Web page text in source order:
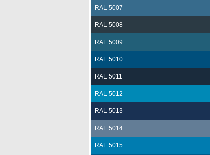
RAL 5007
RAL 5008
RAL 5009
RAL 5010
RAL 5011
RAL 5012
RAL 5013
RAL 5014
RAL 5015